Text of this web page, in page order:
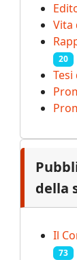
Vita
20
della
Il
73